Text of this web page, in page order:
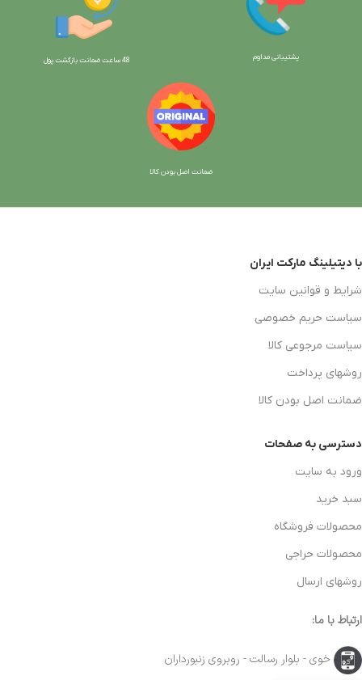
پشتیبانی مداوم 48 ساعت ضمانت بازگش ت پول
ضمانت اصل بودن کالا
با دیتیلینگ مارکت ایران
شرایط و قوانین سایت
سیاست حریم خصوصی
سیاست مرجوعی کالا
روشهای پرداخت
ضمانت اصل بودن کالا
دسترسی به صفحات
ورود به سایت
سبد خرید
محصولات فروشگاه
محصولات حراجی
روشهای ارسال
ارتباط با ما:
خوی - بلوار رسالت - روبروی زنبورداران